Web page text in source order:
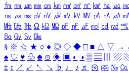
㎙ ㎚ ㎛ ㎜ ㎝ ㎞ ㎟ ㎠ ㎡ ㎢ ㏊ ㎍
㎱ ㎲ ㎳ ㎴ ㎵ ㎶ ㎷ ㎸ ㎹ ㎀ ㎁ ㎂
㎒ ㎓ ㎔ Ω ㏀ ㏁ ㎊ ㎋ ㎌ ㏖ ㏅ ㎭ ㎮
㏃ ㏉ ㏜ ㏆
§ ※ ☆ ★ ○ ● ◎ ◇ ◆ □ ■ △ ▽ →
♠ ♡ ♥ ♧ ♣ ⊙ ◈ ▣ ◐ ◑ ▒ ▤ ▨
‡ ↕ ↗ ↙ ↖ ↘ ♭ ♩ ♪ ♬ ㉿ ㈜ № ㏇